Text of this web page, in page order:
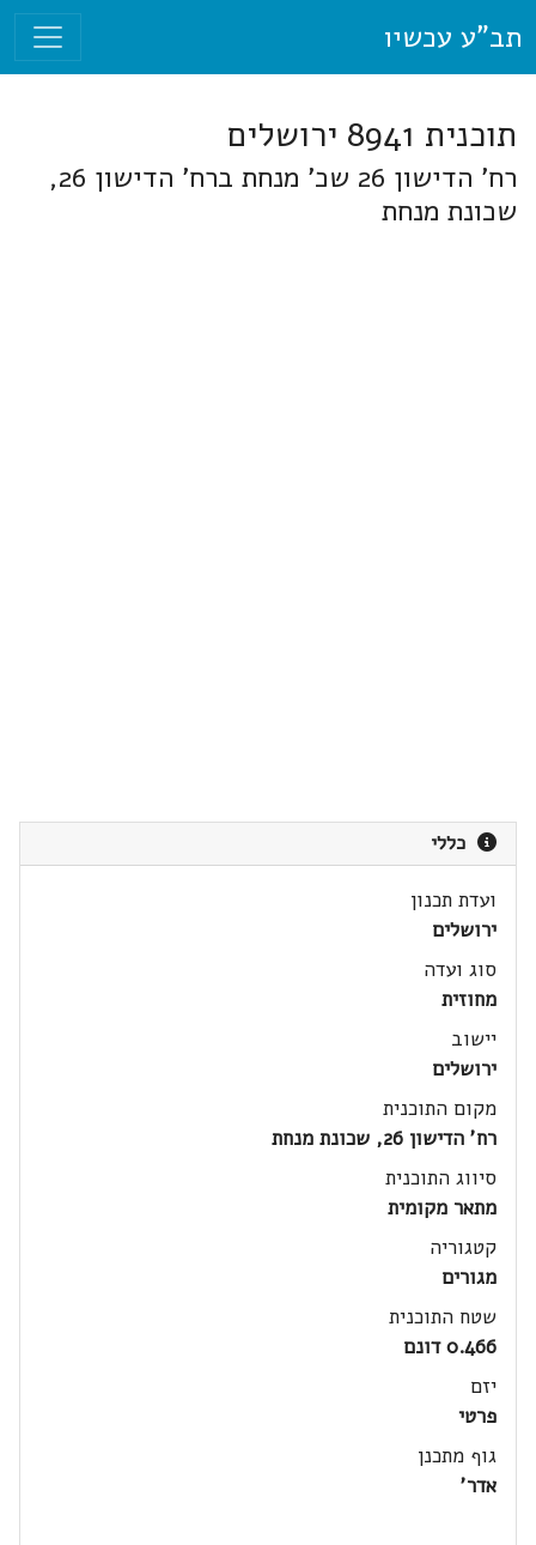
תב"ע עכשיו
תוכנית 8941 ירושלים
רח' הדישון 26 שכ' מנחת ברח' הדישון 26,
שכונת מנחת
כללי
ועדת תכנון
ירושלים
סוג ועדה
מחוזית
יישוב
ירושלים
מקום התוכנית
רח' הדישון 26, שכונת מנחת
סיווג התוכנית
מתאר מקומית
קטגוריה
מגורים
שטח התוכנית
0.466 דונם
יזם
פרטי
גוף מתכנן
אדר'